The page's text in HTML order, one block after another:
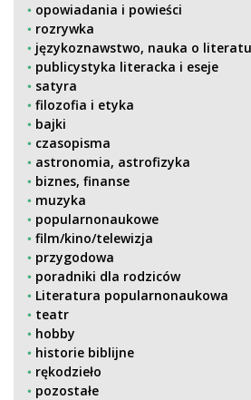
opowiadania i powieści
rozrywka
językoznawstwo, nauka o
publicystyka literacka i eseje
satyra
filozofia i etyka
bajki
czasopisma
astronomia, astrofizyka
biznes, finanse
muzyka
popularnonaukowe
film/kino/telewizja
przygodowa
poradniki dla rodziców
Literatura popularnonaukowa
teatr
hobby
historie biblijne
rękodzieło
pozostałe